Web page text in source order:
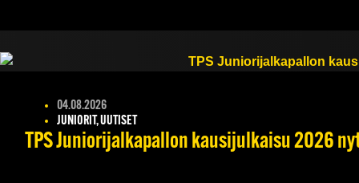
04.08.2026
JUNIORIT, UUTISET
TPS Juniorijalkapallon kausijulkaisu 2026